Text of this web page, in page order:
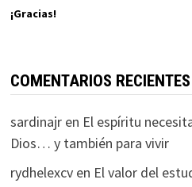
¡Gracias!
COMENTARIOS RECIENTES
sardinajren El espíritu
Dios… y también para vivir
rydhelexcven El valor del